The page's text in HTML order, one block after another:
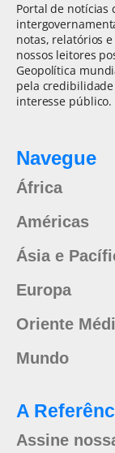
Portal de notícias
notas, relatórios
nossos leitores
Geopolítica
pela
interesse público.
Navegue
África
Américas
Ásia e
Europa
Oriente
Mundo
A
Assine